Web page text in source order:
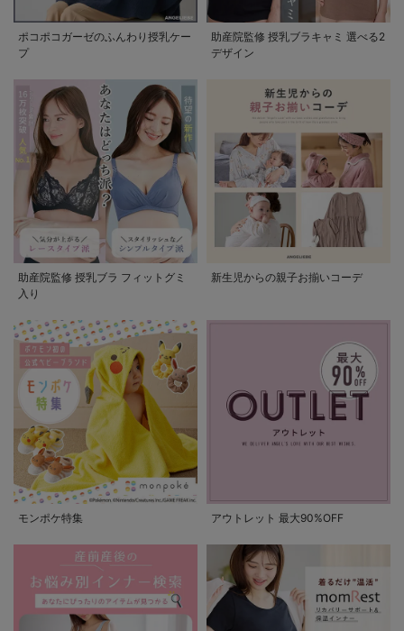
ポコポコガーゼのふんわり授乳ケー
プ
助産院監修 授乳ブラキャミ 選べる2
デザイン
助産院監修 授乳ブラ フィットグミ
入り
新生児からの親子お揃いコーデ
モンポケ特集 アウトレット 最大90%OFF